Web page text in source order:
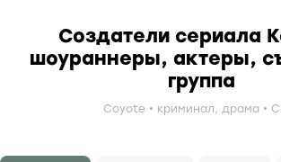
Создатели сериала
шоураннеры, актеры,
группа
Coyote криминал, драма